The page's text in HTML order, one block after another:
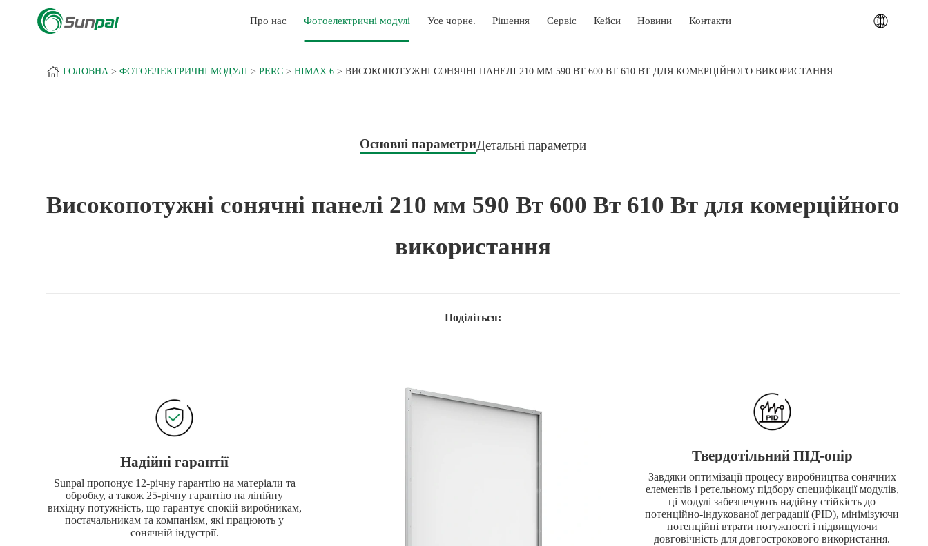
Про нас Фотоелектричні модулі Усе чорне. Рішення Сервіс Кейси Новини Контакти
ГОЛОВНА ФОТОЕЛЕКТРИЧНІ МОДУЛІ PERC HIMAX 6 ВИСОКОПОТУЖНІ СОНЯЧНІ ПАНЕЛІ 210 ММ 590 ВТ 600 ВТ 610 ВТ ДЛЯ КОМЕРЦІЙНОГО ВИКОРИСТАННЯ
Основні параметриДетальні параметри
Високопотужні сонячні панелі 210 мм 590 Вт 600 Вт 610 Вт для комерційного
використання
Поділіться:
Надійні гарантії
Sunpal пропонує 12-річну гарантію на матеріали та
обробку, а також 25-річну гарантію на лінійну
вихідну потужність, що гарантує спокій виробникам,
постачальникам та компаніям, які працюють у
сонячній індустрії.
Твердотільний ПІД-опір
Завдяки оптимізації процесу виробництва сонячних
елементів і ретельному підбору специфікації модулів,
ці модулі забезпечують надійну стійкість до
потенційно-індукованої деградації (PID), мінімізуючи
потенційні втрати потужності і підвищуючи
довговічність для довгострокового використання.